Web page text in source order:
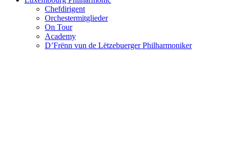
Chefdirigent
Orchestermitglieder
On Tour
Academy
D’Frënn vun de Lëtzebuerger Philharmoniker